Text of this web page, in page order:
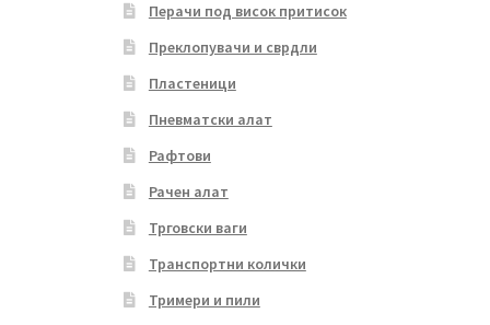
Перачи под висок притисок
Преклопувачи и сврдли
Пластеници
Пневматски алат
Рафтови
Рачен алат
Трговски ваги
Транспортни колички
Тримери и пили